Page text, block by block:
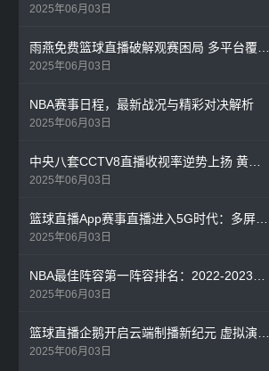
2025年06月03日
雨燕免费篮球直播破解观赛困局 多平台覆盖打造全民篮球盛宴
2025年06月03日
NBA赛事日程，最新战况与精彩对决解析
2025年06月03日
中央八套CCTV8直播收视率逆势上扬 黄金剧场破圈效应显现
2025年06月03日
篮球直播App赛事直播进入5G时代：多屏互动+AI解说重构观赛体验
2025年06月03日
NBA最佳阵容第一阵容排名：2022-2023赛季评选结果深度解析
2025年06月03日
篮球直播企鹅开启云端制播新纪元 虚拟演播厅首度曝光！
2025年06月03日